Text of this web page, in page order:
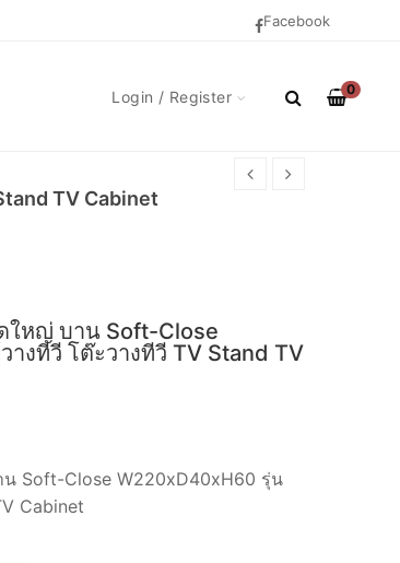
Facebook
Login / Register 0
TV Cabinet
ใหญ่ บาน Soft-Close
งทีวี โต๊ะวางทีวี TV Stand TV
Soft-Close W220xD40xH60 รุ่น
Cabinet